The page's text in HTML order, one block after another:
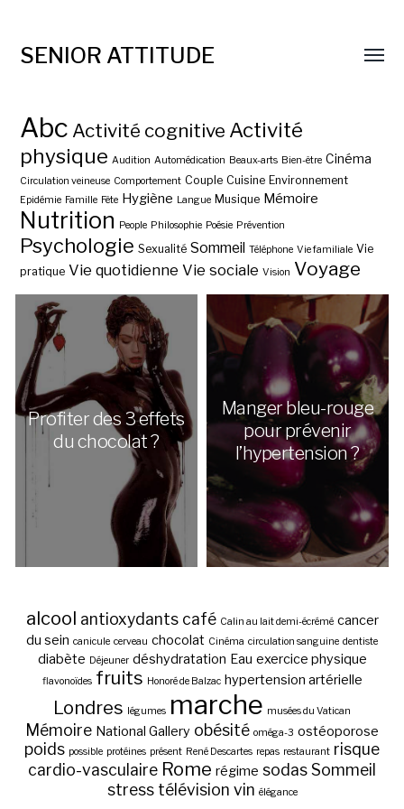
SENIOR ATTITUDE
Abc Activité cognitive Activité
physique Audition Automédication Beaux-arts Bien-être Cinéma
Circulation veineuse Comportement Couple Cuisine Environnement
Epidémie Famille Fête Hygiène Langue Musique Mémoire
Nutrition People Philosophie Poésie Prévention
Psychologie Sexualité Sommeil Téléphone Vie familiale Vie
pratique Vie quotidienne Vie sociale Vision Voyage
Profiter des 3 effets
du chocolat ?
Manger bleu-rouge
pour prévenir
l’hypertension ?
alcool antioxydants café Calin au lait demi-écrémé cancer
du sein canicule cerveau chocolat Cinéma circulation sanguine dentiste
diabète Déjeuner déshydratation Eau exercice physique
flavonoïdes fruits Honoré de Balzac hypertension artérielle
Londres légumes marche musées du Vatican
Mémoire National Gallery obésité oméga-3 ostéoporose
poids possible protéines présent René Descartes repas restaurant risque
cardio-vasculaire Rome régime sodasSommeil
stress télévision vin élégance